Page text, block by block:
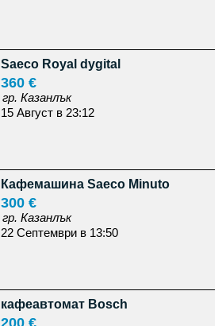
Saeco Royal dygital
360 €
гр. Казанлък
15 Август в 23:12
Кафемашина Saeco Minuto
300 €
гр. Казанлък
22 Септември в 13:50
кафеавтомат Bosch
200 €